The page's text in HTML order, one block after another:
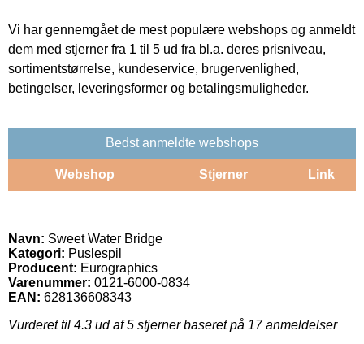
Vi har gennemgået de mest populære webshops og anmeldt
dem med stjerner fra 1 til 5 ud fra bl.a. deres prisniveau,
sortimentstørrelse, kundeservice, brugervenlighed,
betingelser, leveringsformer og betalingsmuligheder.
Bedst anmeldte webshops
Webshop Stjerner Link
Navn: Sweet Water Bridge
Kategori: Puslespil
Producent: Eurographics
Varenummer: 0121-6000-0834
EAN: 628136608343
Vurderet til 4.3 ud af 5 stjerner baseret på 17anmeldelser